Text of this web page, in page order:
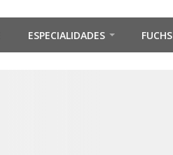
ESPECIALIDADES FUCHS